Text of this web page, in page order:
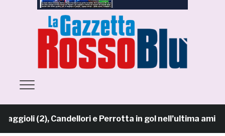
(2), Candellori e Perrotta in gol nell’ultima